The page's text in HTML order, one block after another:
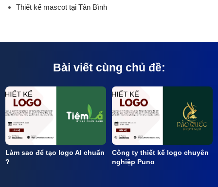
Thiết kế mascot tại Tân Bình
Bài viết cùng chủ đề:
Làm sao để tạo logo AI chuẩn
?
Công ty thiết kế logo chuyên
nghiệp Puno